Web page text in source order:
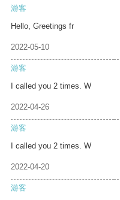
游客
Hello, Greetings fr
2022-05-10
游客
I called you 2 times. W
2022-04-26
游客
I called you 2 times. W
2022-04-20
游客